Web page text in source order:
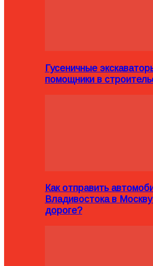
Гусеничные
помощники в
Как отправить
Владивостока в
дороге?